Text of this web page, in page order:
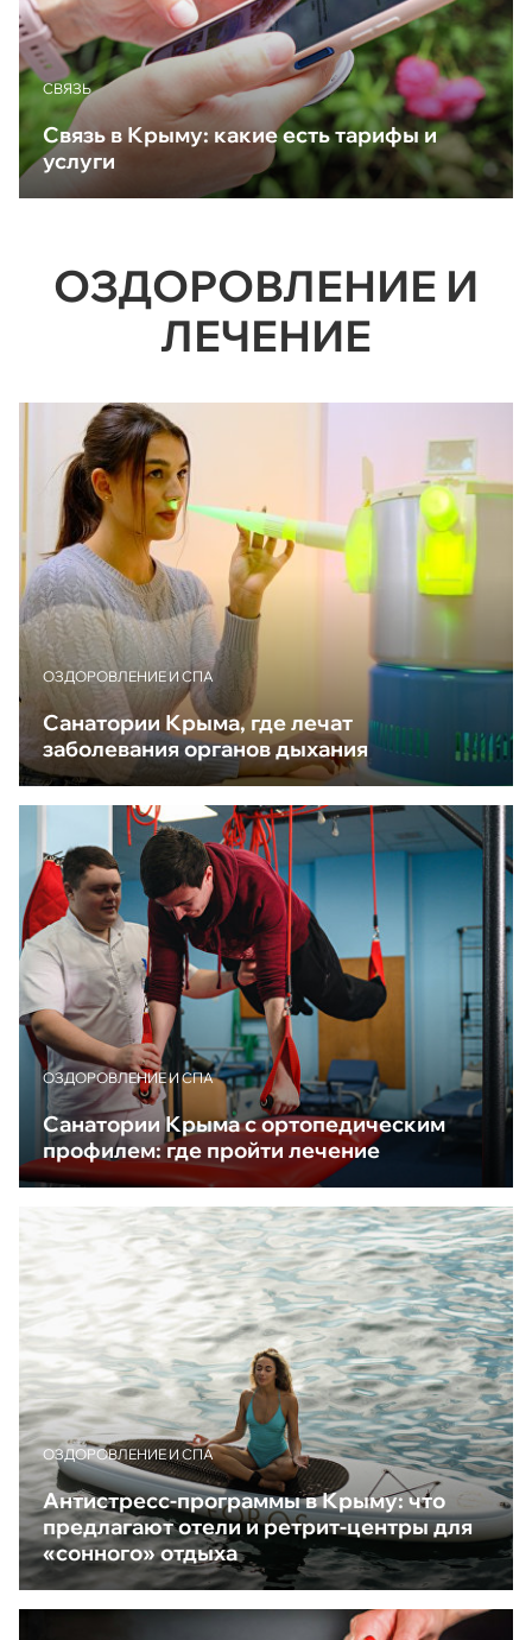
CВЯЗЬ
Связь в Крыму: какие есть тарифы и
услуги
ОЗДОРОВЛЕНИЕ И
ЛЕЧЕНИЕ
ОЗДОРОВЛЕНИЕ И СПА
Санатории Крыма, где лечат
заболевания органов дыхания
ОЗДОРОВЛЕНИЕ И СПА
Санатории Крыма с ортопедическим
профилем: где пройти лечение
ОЗДОРОВЛЕНИЕ И СПА
Антистресс-программы в Крыму: что
предлагают отели и ретрит-центры для
«сонного» отдыха